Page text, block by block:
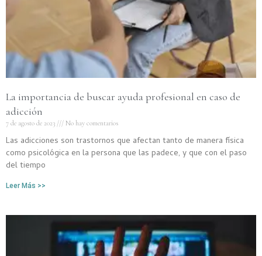
La importancia de buscar ayuda profesional en caso de
adicción
7 de agosto de 2023 No hay comentarios
Las adicciones son trastornos que afectan tanto de manera física
como psicológica en la persona que las padece, y que con el paso
del tiempo
Leer Más >>